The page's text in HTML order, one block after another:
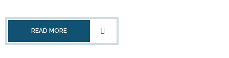
READ MORE